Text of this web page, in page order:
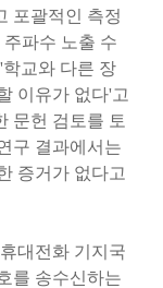
포괄적인 측정
파수 노출 수
교와 다른 장
이유가 없다'고
문헌 검토를 토
구 결과에서는
증거가 없다고
대전화 기지국
를 송수신하는